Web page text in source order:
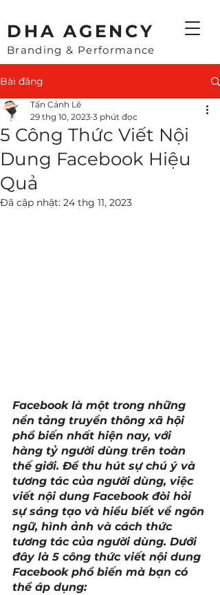
​DHA AGENCY
Branding & Performance
Bài đăng
5 Công Thức Viết Nội
Dung Facebook Hiệu
Quả
Tấn Cảnh Lê
29 thg 10, 2023 3 phút đọc
Đã cập nhật: 24 thg 11, 2023
Facebook là một trong những
nền tảng truyền thông xã hội
phổ biến nhất hiện nay, với
hàng tỷ người dùng trên toàn
thế giới. Để thu hút sự chú ý và
tương tác của người dùng, việc
viết nội dung Facebook đòi hỏi
sự sáng tạo và hiểu biết về ngôn
ngữ, hình ảnh và cách thức
tương tác của người dùng. Dưới
đây là 5 công thức viết nội dung
Facebook phổ biến mà bạn có
thể áp dụng: